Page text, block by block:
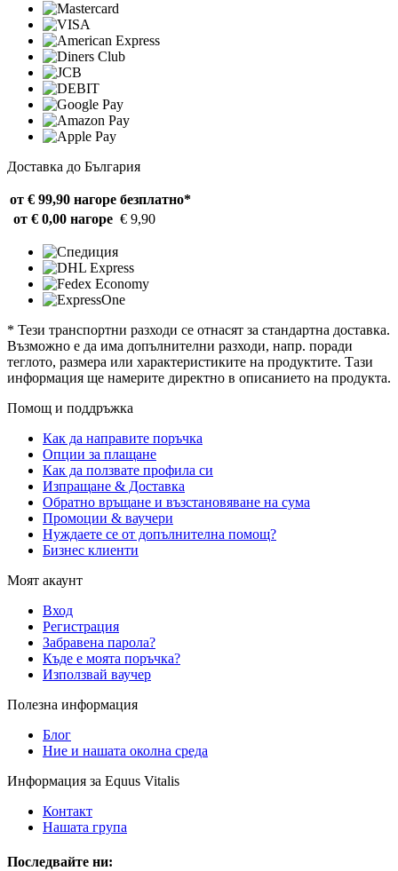
Доставка до България
от € 99,90 нагоре безплатно*
от € 0,00 нагоре € 9,90
* Тези транспортни разходи се отнасят за стандартна доставка.
Възможно е да има допълнителни разходи, напр. поради
теглото, размера или характеристиките на продуктите. Тази
информация ще намерите директно в описанието на продукта.
Помощ и поддръжка
Как да направите поръчка
Опции за плащане
Как да ползвате профила си
Изпращане & Доставка
Обратно връщане и възстановяване на сума
Промоции & ваучери
Нуждаете се от допълнителна помощ?
Бизнес клиенти
Моят акаунт
Вход
Регистрация
Забравена парола?
Къде е моята поръчка?
Използвай ваучер
Полезна информация
Блог
Ние и нашата околна среда
Информация за Equus Vitalis
Контакт
Нашата група
Последвайте ни: